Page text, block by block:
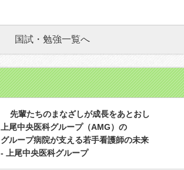
国試・勉強一覧へ
先輩たちのまなざしが成長をあとおし
上尾中央医科グループ（AMG）の
グループ病院が支える若手看護師の未来
- 上尾中央医科グループ